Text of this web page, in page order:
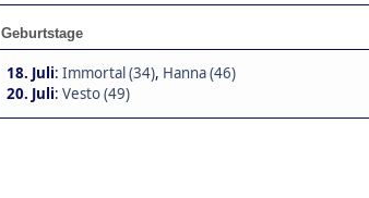
Geburtstage
18. Juli: Immortal (34), Hanna (46)
20. Juli: Vesto (49)